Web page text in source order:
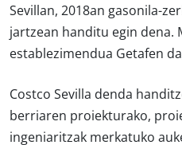
Sevillan, 2018an gasonila-
jartzean handitu egin dena.
establezimendua Getafen
Costco Sevilla denda
berriaren proiekturako,
ingeniaritzak merkatuko